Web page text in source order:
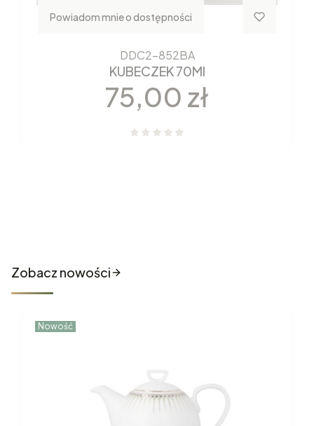
Powiadom mnie o dostępności
DDC2-852BA
KUBECZEK 70MI
Cena
75,00 zł
Zobacz nowości
Nowość